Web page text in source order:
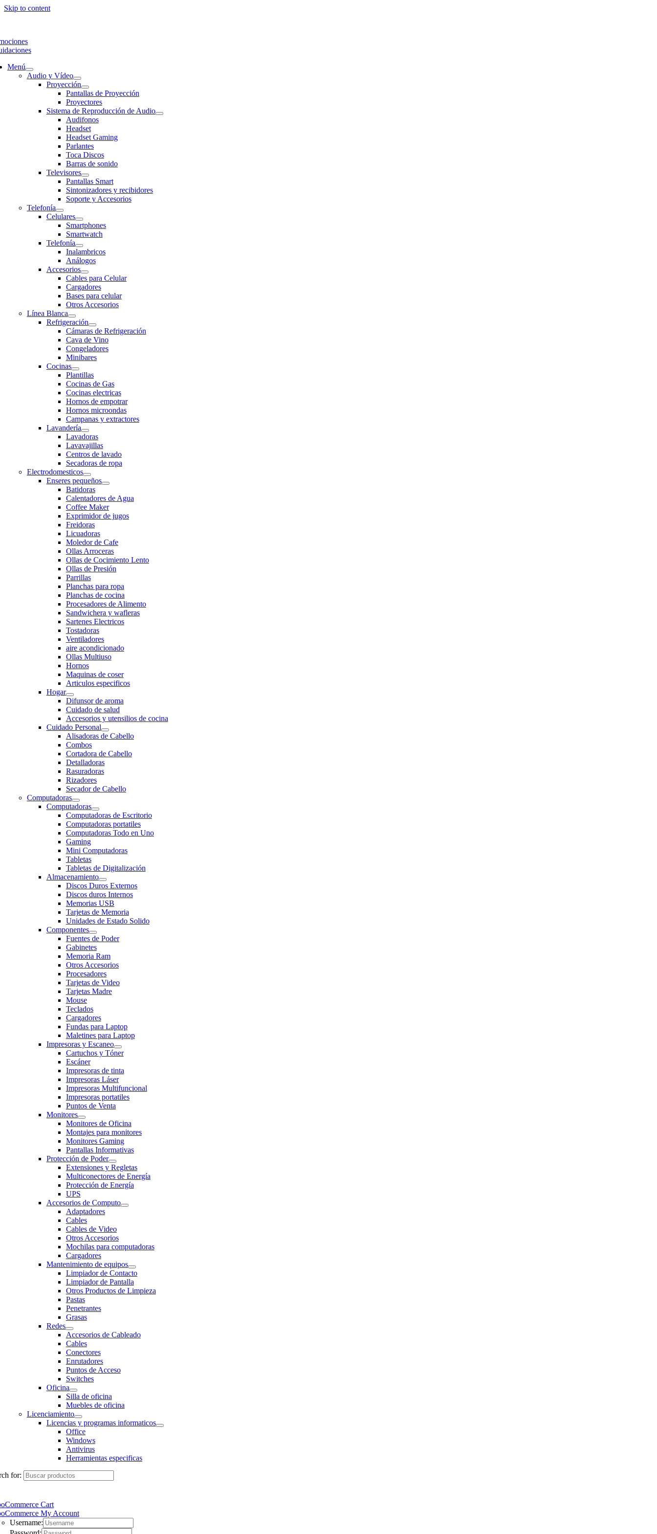
Skip to content
Menú
Audio y Vídeo
Proyección
Pantallas de Proyección
Proyectores
Sistema de Reproducción de Audio
Audifonos
Headset
Headset Gaming
Parlantes
Toca Discos
Barras de sonido
Televisores
Pantallas Smart
Sintonizadores y recibidores
Soporte y Accesorios
Telefonía
Celulares
Smartphones
Smartwatch
Telefonía
Inalambricos
Análogos
Accesorios
Cables para Celular
Cargadores
Bases para celular
Otros Accesorios
Línea Blanca
Refrigeración
Cámaras de Refrigeración
Cava de Vino
Congeladores
Minibares
Cocinas
Plantillas
Cocinas de Gas
Cocinas electricas
Hornos de empotrar
Hornos microondas
Campanas y extractores
Lavandería
Lavadoras
Lavavajillas
Centros de lavado
Secadoras de ropa
Electrodomesticos
Enseres pequeños
Batidoras
Calentadores de Agua
Coffee Maker
Exprimidor de jugos
Freidoras
Licuadoras
Moledor de Cafe
Ollas Arroceras
Ollas de Cocimiento Lento
Ollas de Presión
Parrillas
Planchas para ropa
Planchas de cocina
Procesadores de Alimento
Sandwichera y wafleras
Sartenes Electricos
Tostadoras
Ventiladores
aire acondicionado
Ollas Multiuso
Hornos
Maquinas de coser
Articulos especificos
Hogar
Difunsor de aroma
Cuidado de salud
Accesorios y utensilios de cocina
Cuidado Personal
Alisadoras de Cabello
Combos
Cortadora de Cabello
Detalladoras
Rasuradoras
Rizadores
Secador de Cabello
Computadoras
Computadoras
Computadoras de Escritorio
Computadoras portatiles
Computadoras Todo en Uno
Gaming
Mini Computadoras
Tabletas
Tabletas de Digitalización
Almacenamiento
Discos Duros Externos
Discos duros Internos
Memorias USB
Tarjetas de Memoria
Unidades de Estado Solido
Componentes
Fuentes de Poder
Gabinetes
Memoria Ram
Otros Accesorios
Procesadores
Tarjetas de Video
Tarjetas Madre
Mouse
Teclados
Cargadores
Fundas para Laptop
Maletines para Laptop
Impresoras y Escaneo
Cartuchos y Tóner
Escáner
Impresoras de tinta
Impresoras Láser
Impresoras Multifuncional
Impresoras portatiles
Puntos de Venta
Monitores
Monitores de Oficina
Montajes para monitores
Monitores Gaming
Pantallas Informativas
Protección de Poder
Extensiones y Regletas
Multiconectores de Energía
Protección de Energía
UPS
Accesorios de Computo
Adaptadores
Cables
Cables de Video
Otros Accesorios
Mochilas para computadoras
Cargadores
Mantenimiento de equipos
Limpiador de Contacto
Limpiador de Pantalla
Otros Productos de Limpieza
Pastas
Penetrantes
Grasas
Redes
Accesorios de Cableado
Cables
Conectores
Enrutadores
Puntos de Acceso
Switches
Oficina
Silla de oficina
Muebles de oficina
Licenciamiento
Licencias y programas informaticos
Office
Windows
Antivirus
Herramientas especificas
for:
Cart
My Account
Username: